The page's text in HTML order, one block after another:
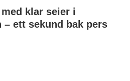
klar seier i
– ett sekund bak pers